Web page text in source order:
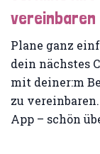
vereinbaren
Plane ganz
dein nächstes
mit deiner:m
zu
App – schön